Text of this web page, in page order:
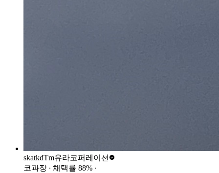
skatkdTm유라코퍼레이션
코과장 ∙ 채택률 88% ∙